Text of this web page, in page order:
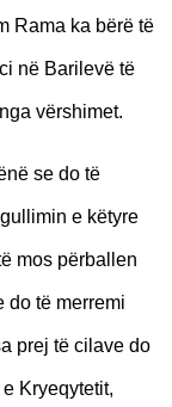
Rama ka bërë të
në Barilevë të
vërshimet.
se do të
e këtyre
mos përballen
do të merremi
prej të cilave do
Kryeqytetit,